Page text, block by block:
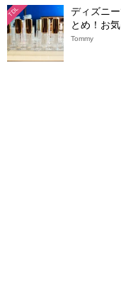
TDL
ディズニ
とめ！お
Tommy